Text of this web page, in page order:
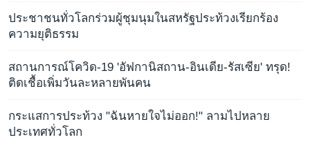
ประชาชนทั่วโลกร่วมผู้ชุมนุมในสหรัฐประท้วงเรียกร้อง
ความยุติธรรม
สถานการณ์โควิด-19 'อัฟกานิสถาน-อินเดีย-รัสเซีย' ทรุด!
ติดเชื้อเพิ่มวันละหลายพันคน
กระแสการประท้วง "ฉันหายใจไม่ออก!" ลามไปหลาย
ประเทศทั่วโลก